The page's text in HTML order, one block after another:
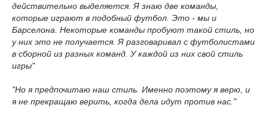
действительно выделяется. Я знаю две команды,
которые играют в подобный футбол. Это - мы и
Барселона. Некоторые команды пробуют такой стиль, но
у них это не получается. Я разговаривал с футболистами
в сборной из разных команд. У каждой из них свой стиль
игры"
"Но я предпочитаю наш стиль. Именно поэтому я верю, и
я не прекращаю верить, когда дела идут против нас."